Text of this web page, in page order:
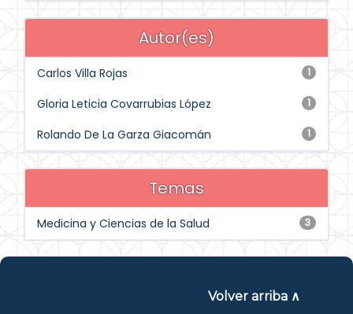
Autor(es)
1
Carlos Villa Rojas
1
Gloria Leticia Covarrubias López
1
Rolando De La Garza Giacomán
Temas
3
Medicina y Ciencias de la Salud
Volver arriba ∧